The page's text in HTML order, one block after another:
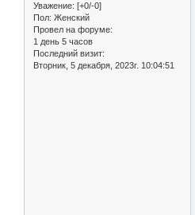
Уважение: [+0/-0]
Пол: Женский
Провел на форуме:
1 день 5 часов
Последний визит:
Вторник, 5 декабря, 2023г. 10:04:51